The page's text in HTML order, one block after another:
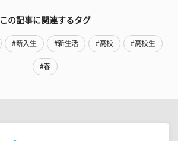
この記事に関連するタグ
#新入生 #新生活 #高校 #高校生
#春